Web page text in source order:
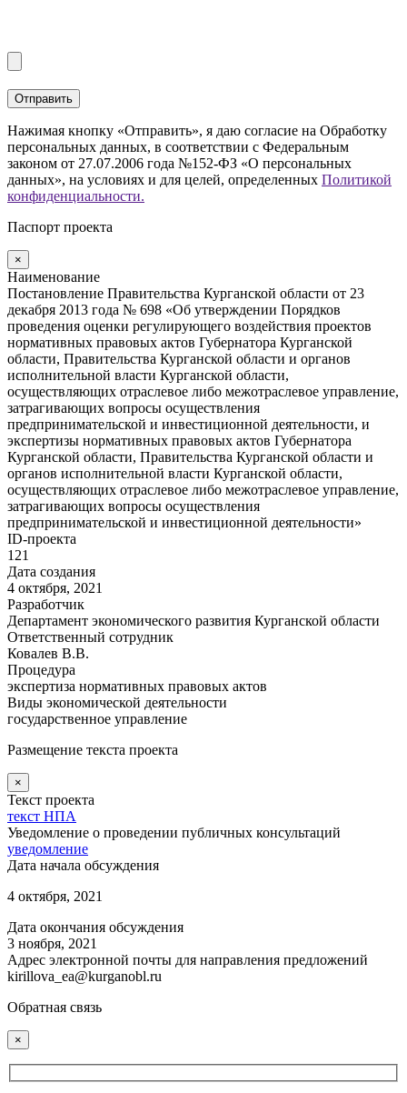
Нажимая кнопку «Отправить», я даю согласие на Обработку
персональных данных, в соответствии с Федеральным
законом от 27.07.2006 года №152-ФЗ «О персональных
данных», на условиях и для целей, определенных Политикой
конфиденциальности.
Паспорт проекта
×
Наименование
Постановление Правительства Курганской области от 23
декабря 2013 года № 698 «Об утверждении Порядков
проведения оценки регулирующего воздействия проектов
нормативных правовых актов Губернатора Курганской
области, Правительства Курганской области и органов
исполнительной власти Курганской области,
осуществляющих отраслевое либо межотраслевое управление,
затрагивающих вопросы осуществления
предпринимательской и инвестиционной деятельности, и
экспертизы нормативных правовых актов Губернатора
Курганской области, Правительства Курганской области и
органов исполнительной власти Курганской области,
осуществляющих отраслевое либо межотраслевое управление,
затрагивающих вопросы осуществления
предпринимательской и инвестиционной деятельности»
ID-проекта
121
Дата создания
4 октября, 2021
Разработчик
Департамент экономического развития Курганской области
Ответственный сотрудник
Ковалев В.В.
Процедура
экспертиза нормативных правовых актов
Виды экономической деятельности
государственное управление
Размещение текста проекта
×
Текст проекта
текст НПА
Уведомление о проведении публичных консультаций
уведомление
Дата начала обсуждения
4 октября, 2021
Дата окончания обсуждения
3 ноября, 2021
Адрес электронной почты для направления предложений
kirillova_ea@kurganobl.ru
Обратная связь
×